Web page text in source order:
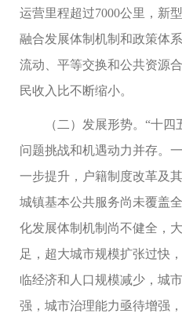
运营里程超过7000公里，新
融合发展体制机制和政策体
流动、平等交换和公共资源
民收入比不断缩小。
（二）发展形势。“十
问题挑战和机遇动力并存。
一步提升，户籍制度改革及
城镇基本公共服务尚未覆盖
化发展体制机制尚不健全，
足，超大城市规模扩张过快
临经济和人口规模减少，城
强，城市治理能力亟待增强